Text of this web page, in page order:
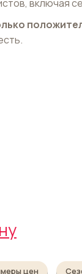
включая
цен